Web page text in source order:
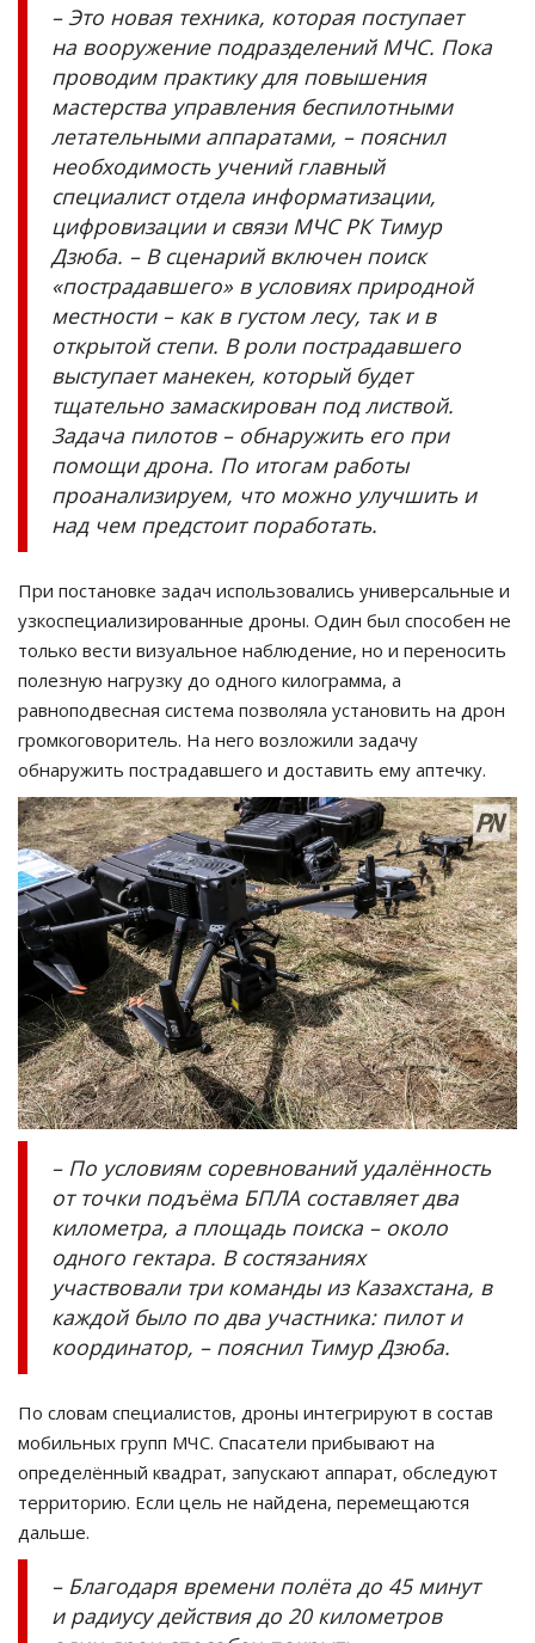
– Это новая техника, которая поступает
на вооружение подразделений МЧС. Пока
проводим практику для повышения
мастерства управления беспилотными
летательными аппаратами, – пояснил
необходимость учений главный
специалист отдела информатизации,
цифровизации и связи МЧС РК Тимур
Дзюба. – В сценарий включен поиск
«пострадавшего» в условиях природной
местности – как в густом лесу, так и в
открытой степи. В роли пострадавшего
выступает манекен, который будет
тщательно замаскирован под листвой.
Задача пилотов – обнаружить его при
помощи дрона. По итогам работы
проанализируем, что можно улучшить и
над чем предстоит поработать.
При постановке задач использовались универсальные и
узкоспециализированные дроны. Один был способен не
только вести визуальное наблюдение, но и переносить
полезную нагрузку до одного килограмма, а
равноподвесная система позволяла установить на дрон
громкоговоритель. На него возложили задачу
обнаружить пострадавшего и доставить ему аптечку.
– По условиям соревнований удалённость
от точки подъёма БПЛА составляет два
километра, а площадь поиска – около
одного гектара. В состязаниях
участвовали три команды из Казахстана, в
каждой было по два участника: пилот и
координатор, – пояснил Тимур Дзюба.
По словам специалистов, дроны интегрируют в состав
мобильных групп МЧС. Спасатели прибывают на
определённый квадрат, запускают аппарат, обследуют
территорию. Если цель не найдена, перемещаются
дальше.
– Благодаря времени полёта до 45 минут
и радиусу действия до 20 километров